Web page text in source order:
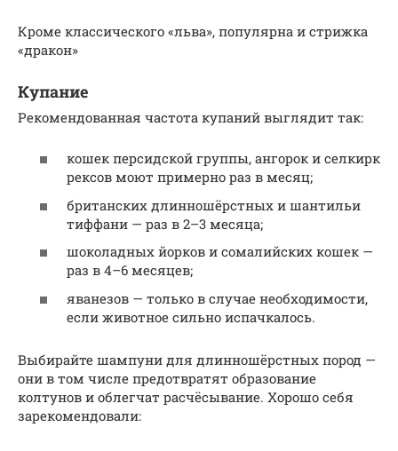
Кроме классического «льва», популярна и стрижка
«дракон»
Купание
Рекомендованная частота купаний выглядит так:
кошек персидской группы, ангорок и селкирк
рексов моют примерно раз в месяц;
британских длинношёрстных и шантильи
тиффани — раз в 2–3 месяца;
шоколадных йорков и сомалийских кошек —
раз в 4–6 месяцев;
яванезов — только в случае необходимости,
если животное сильно испачкалось.
Выбирайте шампуни для длинношёрстных пород —
они в том числе предотвратят образование
колтунов и облегчат расчёсывание. Хорошо себя
зарекомендовали: